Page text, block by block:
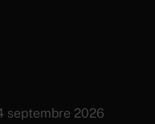
septembre 2026